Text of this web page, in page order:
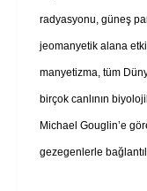
radyasyonu, güneş
jeomanyetik alana
manyetizma, tüm
birçok canlının
Michael Gouglin’e
gezegenlerle